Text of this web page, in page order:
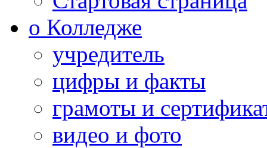
о Колледже
учредитель
цифры и факты
грамоты и
видео и фото